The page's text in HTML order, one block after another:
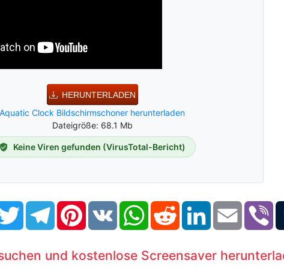
HERUNTERLADEN
Aquatic Clock Bildschirmschoner herunterladen
Dateigröße: 68.1 Mb
Keine Viren gefunden (VirusTotal-Bericht)
Twitter TelegramPinterestVK WhatsAppReddit LinkedIn Email
und kostenlose Screensaver